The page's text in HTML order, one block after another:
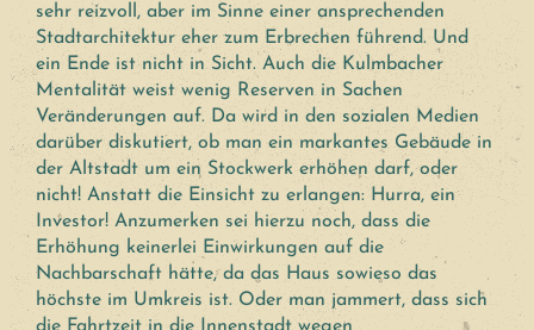
sehr reizvoll, aber im Sinne einer ansprechenden
Stadtarchitektur eher zum Erbrechen führend. Und
ein Ende ist nicht in Sicht. Auch die Kulmbacher
Mentalität weist wenig Reserven in Sachen
Veränderungen auf. Da wird in den sozialen Medien
darüber diskutiert, ob man ein markantes Gebäude in
der Altstadt um ein Stockwerk erhöhen darf, oder
nicht! Anstatt die Einsicht zu erlangen: Hurra, ein
Investor! Anzumerken sei hierzu noch, dass die
Erhöhung keinerlei Einwirkungen auf die
Nachbarschaft hätte, da das Haus sowieso das
höchste im Umkreis ist. Oder man jammert, dass sich